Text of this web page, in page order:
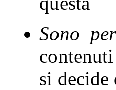
Sono
si